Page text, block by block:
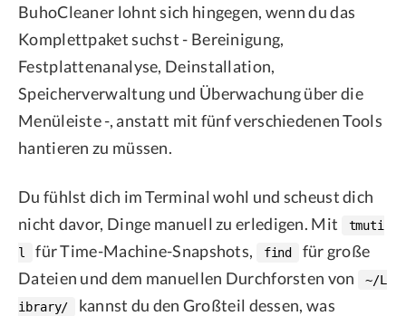
BuhoCleaner lohnt sich hingegen, wenn du das
Komplettpaket suchst - Bereinigung,
Festplattenanalyse, Deinstallation,
Speicherverwaltung und Überwachung über die
Menüleiste -, anstatt mit fünf verschiedenen Tools
hantieren zu müssen.
Du fühlst dich im Terminal wohl und scheust dich
nicht davor, Dinge manuell zu erledigen. Mit
tmuti
l
für Time-Machine-Snapshots, find
für große
Dateien und dem manuellen Durchforsten von
~/L
ibrary/
kannst du den Großteil dessen, was